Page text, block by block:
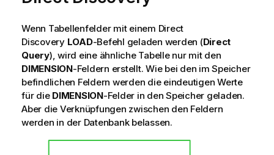
Wenn Tabellenfelder mit einem Direct
Discovery LOAD-Befehl geladen werden (Direct
Query), wird eine ähnliche Tabelle nur mit den
DIMENSION-Feldern erstellt. Wie bei den im Speicher
befindlichen Feldern werden die eindeutigen Werte
für die DIMENSION-Felder in den Speicher geladen.
Aber die Verknüpfungen zwischen den Feldern
werden in der Datenbank belassen.